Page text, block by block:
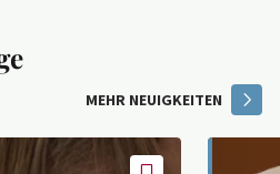
MEHR NEUIGKEITEN